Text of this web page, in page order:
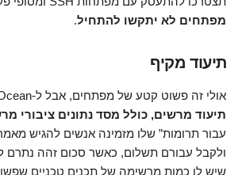
מפתחים לא יתקשו להתחיל.
תיעוד מקיף
אולי זה פשוט קטע של מפתחים, אבל ל-DigitalOcean יש
תיעוד מרשים, כולל מסד נתונים ציבורי
עבור תרומות” שלו מזמינה אנשים להגיש
ולקבל עבורם תשלום, כאשר סכום זהה נתרם
שיש לו כמות מרשימה של תכנים טכניים